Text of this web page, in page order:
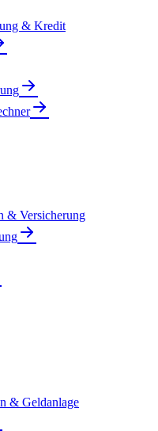
& Kredit
& Versicherung
& Geldanlage